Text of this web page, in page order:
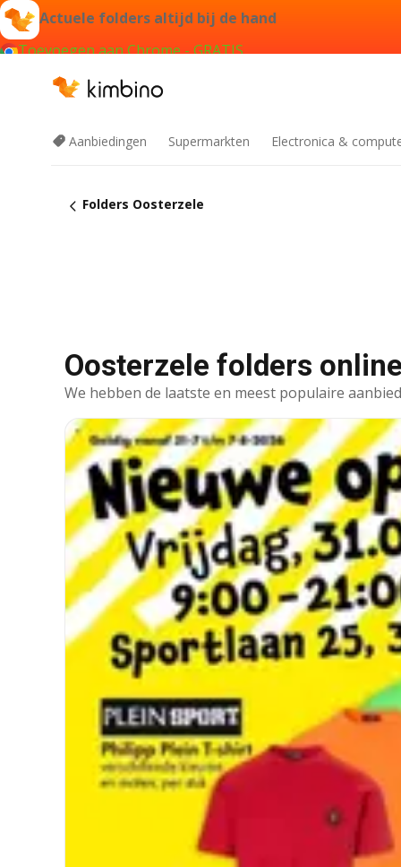
Actuele folders altijd bij de hand
Toevoegen aan Chrome - GRATIS
Aanbiedingen Supermarkten Electronica &
Folders Oosterzele
Oosterzele folders
We hebben de laatste en meest populaire